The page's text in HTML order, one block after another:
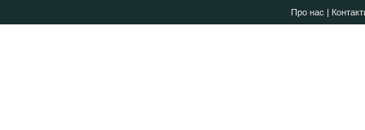
Про нас |